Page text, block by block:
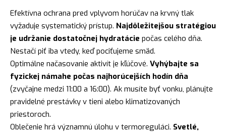
Efektívna ochrana pred vplyvom horúčav na krvný tlak
vyžaduje systematický prístup. Najdôležitejšou stratégiou
je udržanie dostatočnej hydratácie počas celého dňa.
Nestačí piť iba vtedy, keď pociťujeme smäd.
Optimálne načasovanie aktivít je kľúčové. Vyhýbajte sa
fyzickej námahe počas najhorúcejších hodín dňa
(zvyčajne medzi 11:00 a 16:00). Ak musíte byť vonku, plánujte
pravidelné prestávky v tieni alebo klimatizovaných
priestoroch.
Oblečenie hrá významnú úlohu v termoreguláci. Svetlé,